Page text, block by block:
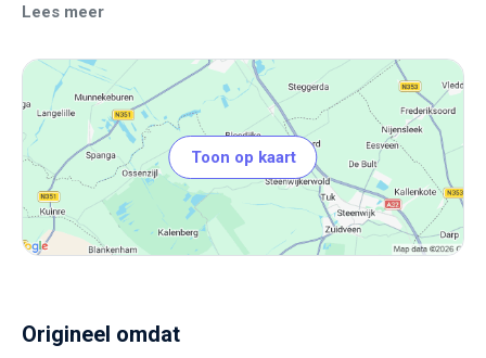
bestel broodjes via de receptie. Horen jullie af en toe iets
Lees meer
Toon op kaart
Origineel omdat